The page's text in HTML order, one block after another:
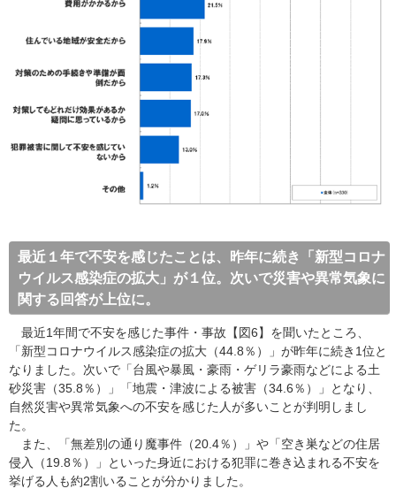
最近１年で不安を感じたことは、昨年に続き「新型コロナ
ウイルス感染症の拡大」が１位。次いで災害や異常気象に
関する回答が上位に。
最近1年間で不安を感じた事件・事故【図6】を聞いたところ、
「新型コロナウイルス感染症の拡大（44.8％）」が昨年に続き1位と
なりました。次いで「台風や暴風・豪雨・ゲリラ豪雨などによる土
砂災害（35.8％）」「地震・津波による被害（34.6％）」となり、
自然災害や異常気象への不安を感じた人が多いことが判明しまし
た。
また、「無差別の通り魔事件（20.4％）」や「空き巣などの住居
侵入（19.8％）」といった身近における犯罪に巻き込まれる不安を
挙げる人も約2割いることが分かりました。